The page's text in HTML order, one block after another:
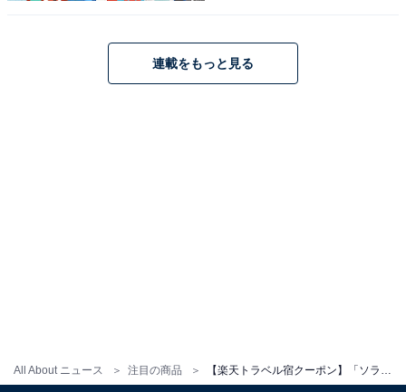
All About ニュース 注目の商品
この記事の執筆者： All About ニュース お買
いもの部
連載をもっと見る